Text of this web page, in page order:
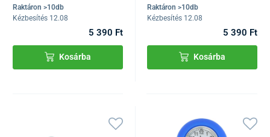
Raktáron >10db
Kézbesítés 12.08
5 390 Ft
Kosárba
Raktáron >10db
Kézbesítés 12.08
5 390 Ft
Kosárba